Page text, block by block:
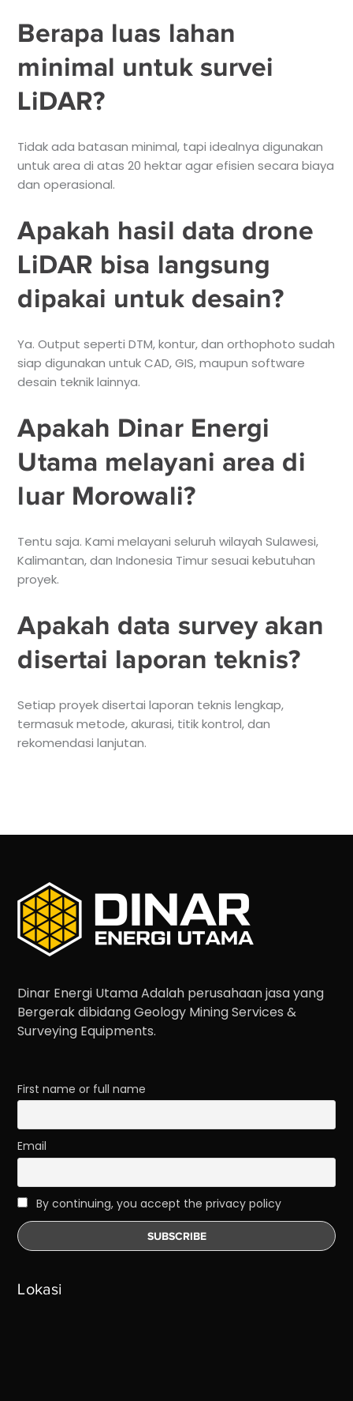
Berapa luas lahan
minimal untuk survei
LiDAR?
Tidak ada batasan minimal, tapi idealnya digunakan
untuk area di atas 20 hektar agar efisien secara biaya
dan operasional.
Apakah hasil data drone
LiDAR bisa langsung
dipakai untuk desain?
Ya. Output seperti DTM, kontur, dan orthophoto sudah
siap digunakan untuk CAD, GIS, maupun software
desain teknik lainnya.
Apakah Dinar Energi
Utama melayani area di
luar Morowali?
Tentu saja. Kami melayani seluruh wilayah Sulawesi,
Kalimantan, dan Indonesia Timur sesuai kebutuhan
proyek.
Apakah data survey akan
disertai laporan teknis?
Setiap proyek disertai laporan teknis lengkap,
termasuk metode, akurasi, titik kontrol, dan
rekomendasi lanjutan.
Dinar Energi Utama Adalah perusahaan jasa yang
Bergerak dibidang Geology Mining Services &
Surveying Equipments.
First name or full name
Email
By continuing, you accept the privacy policy
Lokasi